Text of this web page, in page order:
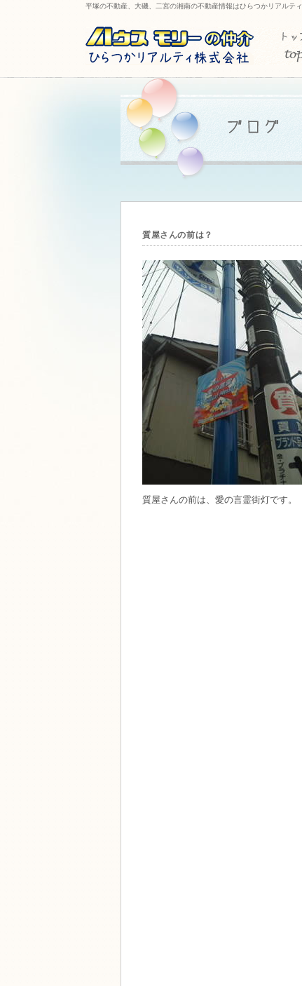
平塚の不動産、大磯、二宮の湘南の不動産情報はひらつかリアルティ
質屋さんの前は？
質屋さんの前は、愛の言霊街灯です。